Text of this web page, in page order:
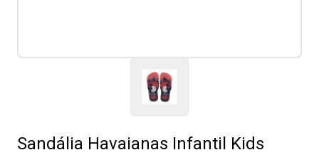
Sandália Havaianas Infantil Kids